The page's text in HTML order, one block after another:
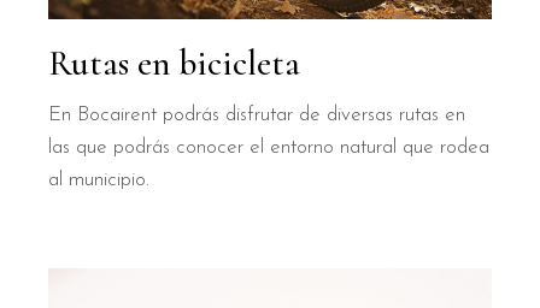
Rutas en bicicleta
En Bocairent podrás disfrutar de diversas rutas en
las que podrás conocer el entorno natural que rodea
al municipio.